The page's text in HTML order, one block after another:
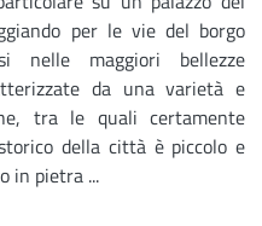
per le vie del borgo
nelle maggiori bellezze
da una varietà e
tra le quali certamente
della città è piccolo e
in pietra ...